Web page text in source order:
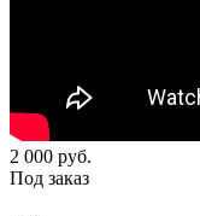
2 000 руб.
Под заказ